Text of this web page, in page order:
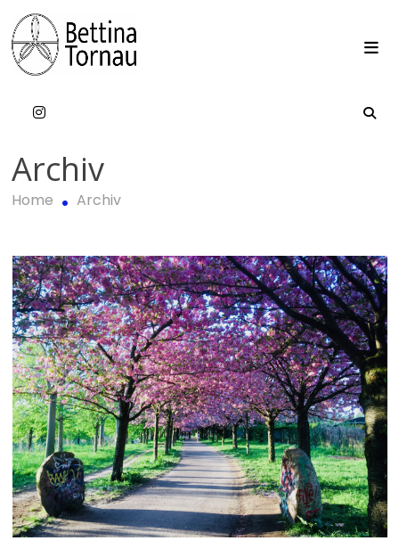
to
content
Bettina Tornau
Archiv
Home Archiv